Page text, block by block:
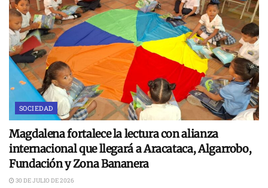
SOCIEDAD
Magdalena fortalece la lectura con alianza
internacional que llegará a Aracataca, Algarrobo,
Fundación y Zona Bananera
30 DE JULIO DE 2026